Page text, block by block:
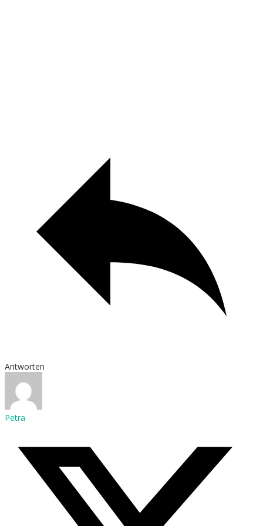
Antworten
Petra